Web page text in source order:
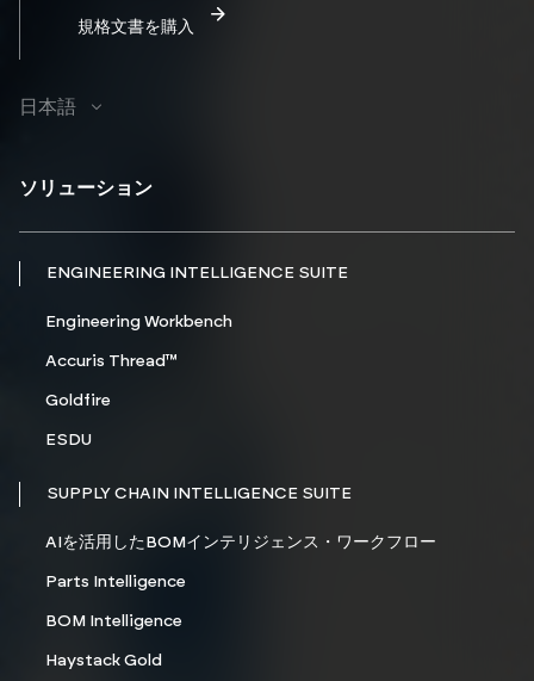
規格文書を購入
日本語
ソリューション
ENGINEERING INTELLIGENCE SUITE
Engineering Workbench
Accuris Thread™
Goldfire
ESDU
SUPPLY CHAIN INTELLIGENCE SUITE
AIを活用したBOMインテリジェンス・ワークフロー
Parts Intelligence
BOM Intelligence
Haystack Gold